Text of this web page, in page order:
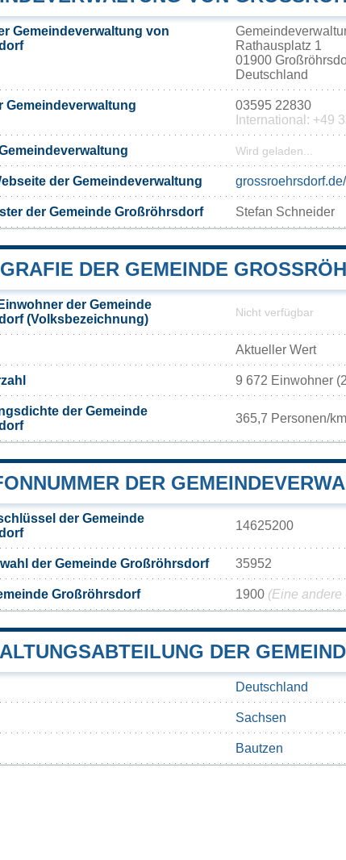
Gemeindeverwaltung von
Rathausplatz 1
01900
Deutschland
Gemeindeverwaltung
03595 22830
International: +49
Wird geladen...
der Gemeindeverwaltung grossroehrsdorf.de/
der Gemeinde Großröhrsdorf Stefan Schneider
DER GEMEINDE
der Gemeinde
(Volksbezeichnung)
Nicht verfügbar
Aktueller Wert
9 672 Einwohner
der Gemeinde
365,7 Personen/
DER
der Gemeinde
14625200
der Gemeinde Großröhrsdorf 35952
Großröhrsdorf 1900 (Eine
DER
Deutschland
Sachsen
Bautzen